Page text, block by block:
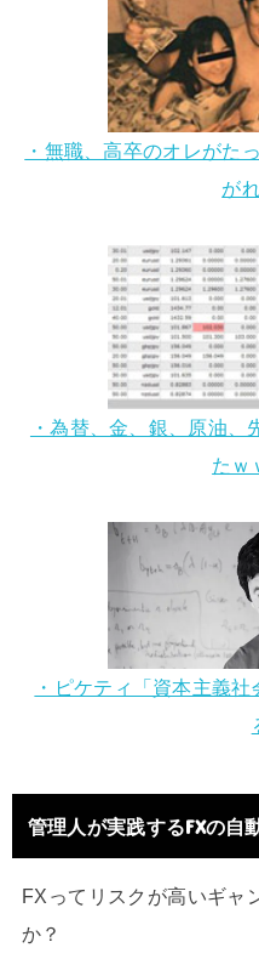
・無職、高卒のオレがた
が
・為替、金、銀、原油
たｗ
・ピケティ「資本主義
管理人が実践するFXの自
FXってリスクが高いギャ
か？